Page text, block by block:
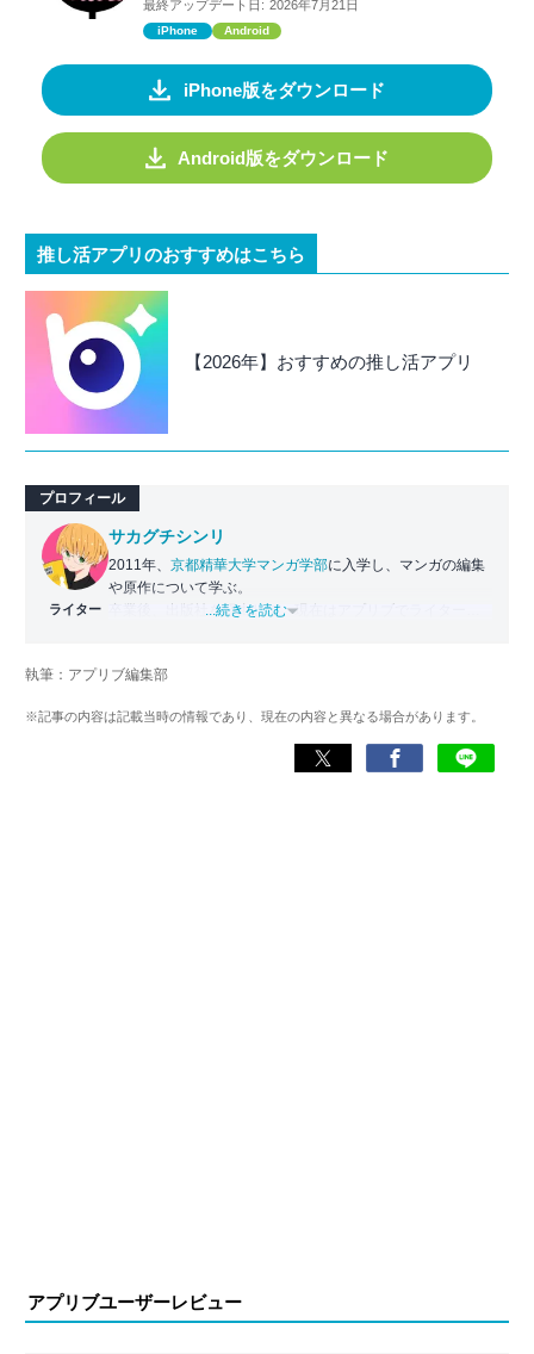
最終アップデート日: 2026年7月21日
iPhone Android
iPhone版をダウンロード
Android版をダウンロード
推し活アプリのおすすめはこちら
【2026年】おすすめの推し活アプリ
プロフィール
ライター
サカグチシンリ
2011年、 京都精華大学マンガ学部に入学し、マンガの編集
や原作について学ぶ。
卒業後、出版社を経由して、現在はアプリブでライターと
人生は漫画から学び、多くの影響を受けた。
やファンタジー系などを好む。
shinri_comic_review
...続きを読む
執筆：アプリブ編集部
※記事の内容は記載当時の情報であり、現在の内容と異なる場合があります。
アプリブユーザーレビュー